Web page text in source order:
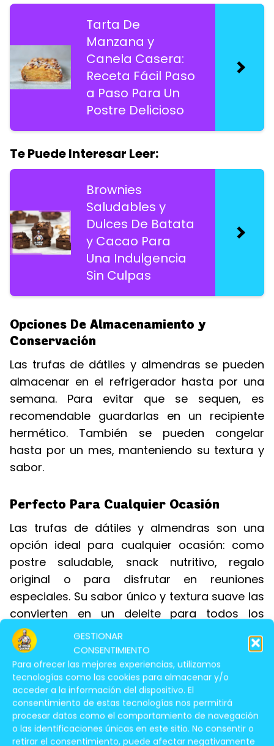
GESTIONAR
CONSENTIMIENTO
Para ofrecer las mejores experiencias, utilizamos
tecnologías como las cookies para almacenar y/o
acceder a la información del dispositivo. El
consentimiento de estas tecnologías nos permitirá
procesar datos como el comportamiento de navegación
o las identificaciones únicas en este sitio. No consentir o
retirar el consentimiento, puede afectar negativamente
Tarta De
Manzana y
Canela Casera:
Receta Fácil Paso
a Paso Para Un
Postre Delicioso
Te Puede Interesar Leer:
Brownies
Saludables y
Dulces De Batata
y Cacao Para
Una Indulgencia
Sin Culpas
Opciones De Almacenamiento y
Conservación
Las trufas de dátiles y almendras se pueden
almacenar en el refrigerador hasta por una
semana. Para evitar que se sequen, es
recomendable guardarlas en un recipiente
hermético. También se pueden congelar
hasta por un mes, manteniendo su textura y
sabor.
Perfecto Para Cualquier Ocasión
Las trufas de dátiles y almendras son una
opción ideal para cualquier ocasión: como
postre saludable, snack nutritivo, regalo
original o para disfrutar en reuniones
especiales. Su sabor único y textura suave las
convierten en un deleite para todos los
paladares.
Te Puede Interesar Leer:
Pastel De
Zanahoria y Nuez:
Receta Saludable